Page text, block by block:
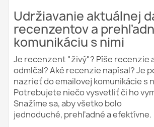
Udržiavanie aktuálnej
recenzentov a
komunikáciu s nimi
Je recenzent "živý"? Píše recenzie
odmlčal? Aké recenzie napísal? Je
nazrieť do emailovej komunikácie s
Potrebujete niečo vysvetliť či ho
Snažíme sa, aby všetko bolo
jednoduché, prehľadné a efektívne.